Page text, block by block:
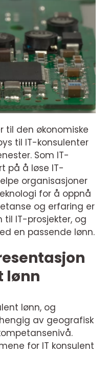
til den økonomiske
til IT-konsulenter
Som IT-
på å løse IT-
organisasjoner
for å oppnå
og erfaring er
til IT-prosjekter, og
en passende lønn.
lønn
lønn, og
av geografisk
for IT konsulent